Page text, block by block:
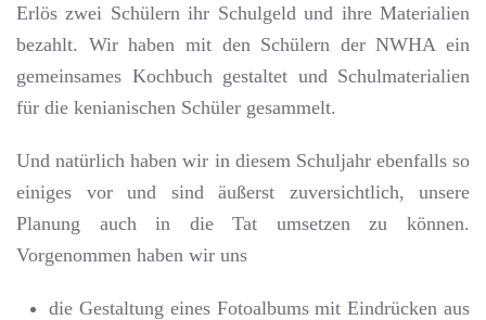
Erlös zwei Schülern ihr Schulgeld und ihre Materialien
bezahlt. Wir haben mit den Schülern der NWHA ein
gemeinsames Kochbuch gestaltet und Schulmaterialien
für die kenianischen Schüler gesammelt.
Und natürlich haben wir in diesem Schuljahr ebenfalls so
einiges vor und sind äußerst zuversichtlich, unsere
Planung auch in die Tat umsetzen zu können.
Vorgenommen haben wir uns
die Gestaltung eines Fotoalbums mit Eindrücken aus